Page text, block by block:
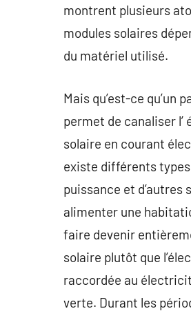
montrent plusieurs
modules solaires
du matériel utilisé.
Mais qu’est-ce qu’un
permet de canaliser
solaire en courant
existe différents
puissance et d’autres
alimenter une
faire devenir
solaire plutôt que
raccordée au
verte. Durant les